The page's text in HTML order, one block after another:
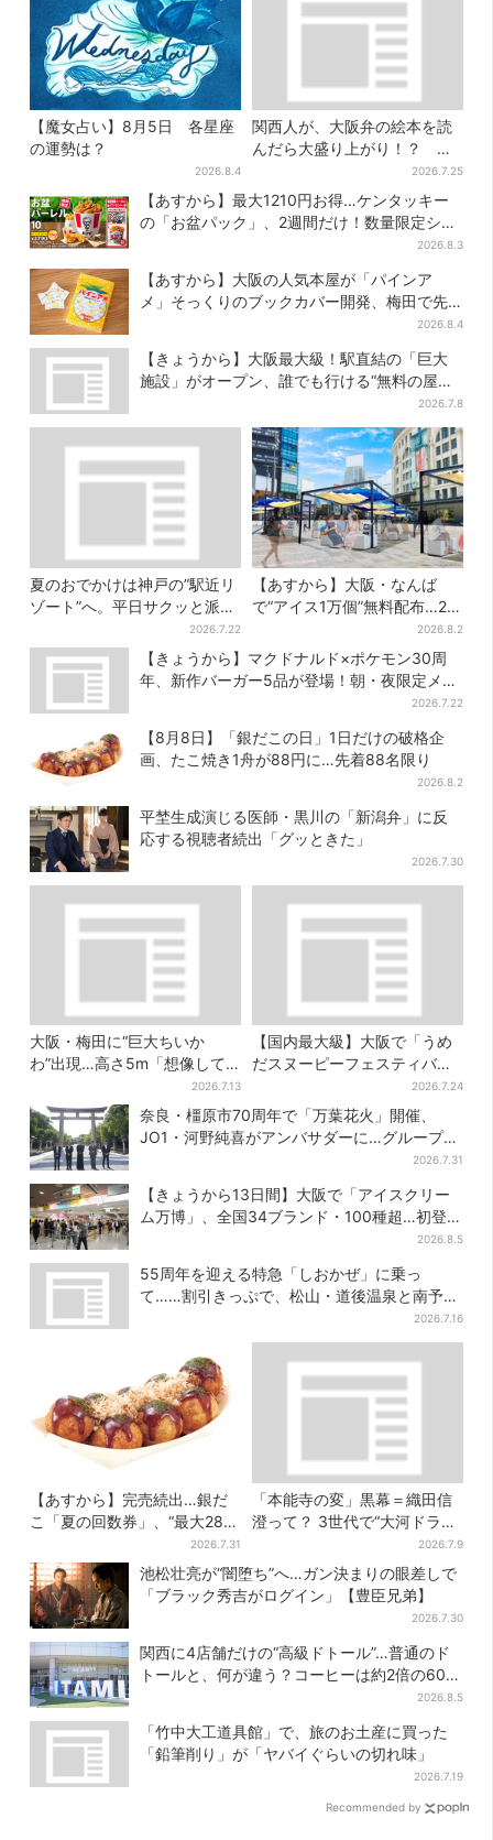
【魔女占い】8月5日 各星座
の運勢は？
2026.8.4
関西人が、大阪弁の絵本を読
んだら大盛り上がり！？ 書
店員が語る、“関西弁”絵本が
人気を集めるワケとは
2026.7.25
【あすから】最大1210円お得…ケンタッキー
の「お盆パック」、2週間だけ！数量限定シー
2026.8.3
【あすから】大阪の人気本屋が「パインア
メ」そっくりのブックカバー開発、梅田で先
2026.8.4
【きょうから】大阪最大級！駅直結の「巨大
施設」がオープン、誰でも行ける“無料の屋上
2026.7.8
夏のおでかけは神戸の”駅近リ
ゾート”へ。平日サクッと派
も、休日ガッツリ派も！タイ
パ抜群、約20種の楽しみ方
2026.7.22
【あすから】大阪・なんば
で“アイス1万個”無料配布…2日
間限定で、ロッテの人気商品
もらえる
2026.8.2
【きょうから】マクドナルド×ポケモン30周
年、新作バーガー5品が登場！朝・夜限定メニ
2026.7.22
【8月8日】「銀だこの日」1日だけの破格企
画、たこ焼き1舟が88円に…先着88名限り
2026.8.2
平埜生成演じる医師・黒川の「新潟弁」に反
応する視聴者続出「グッときた」
2026.7.30
大阪・梅田に“巨大ちいか
わ”出現…高さ5m「想像して
たより結構デカい」「ちい
さ…くはない」
2026.7.13
【国内最大級】大阪で「うめ
だスヌーピーフェスティバ
ル」、約80ブランドが集結！
ここだけのグッズも
2026.7.24
奈良・橿原市70周年で「万葉花火」開催、
JO1・河野純喜がアンバサダーに…グループ楽
2026.7.31
【きょうから13日間】大阪で「アイスクリー
ム万博」、全国34ブランド・100種超…初登場
2026.8.5
55周年を迎える特急「しおかぜ」に乗っ
て……割引きっぷで、松山・道後温泉と南予を
2026.7.16
【あすから】完売続出…銀だ
こ「夏の回数券」、“最大2811
2026.7.31
「本能寺の変」黒幕＝織田信
澄って？ 3世代で“大河ドラ
マ”、サラブレッド俳優が熱演
【豊臣兄弟】
2026.7.9
池松壮亮が“闇堕ち”へ…ガン決まりの眼差しで
「ブラック秀吉がログイン」【豊臣兄弟】
2026.7.30
関西に4店舗だけの“高級ドトール”…普通のド
トールと、何が違う？コーヒーは約2倍の600
2026.8.5
「竹中大工道具館」で、旅のお土産に買った
「鉛筆削り」が「ヤバイぐらいの切れ味」
2026.7.19
Recommended by